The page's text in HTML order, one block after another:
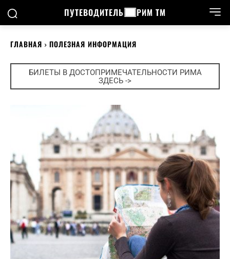
ПУТЕВОДИТЕЛЬ РИМ ТМ
ГЛАВНАЯ ПОЛЕЗНАЯ ИНФОРМАЦИЯ
БИЛЕТЫ В ДОСТОПРИМЕЧАТЕЛЬНОСТИ РИМА
ЗДЕСЬ ->